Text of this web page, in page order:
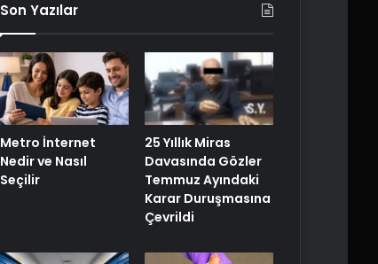
Son Yazılar
Metro İnternet
Nedir ve Nasıl
Seçilir
25 Yıllık Miras
Davasında Gözler
Temmuz Ayındaki
Karar Duruşmasına
Çevrildi